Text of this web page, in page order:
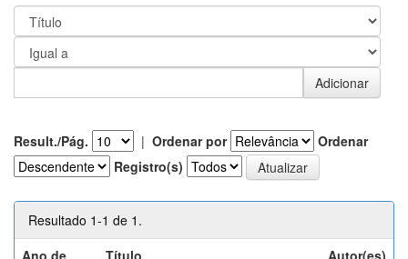
Result./Pág. | Ordenar por
Ordenar
Registro(s)
Resultado 1-1 de 1.
Ano de
Título Autor(es)